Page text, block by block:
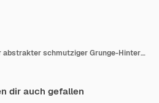
Schwarzer und gelber abstrakter schmutziger Grunge-Hintergrund
dir auch gefallen